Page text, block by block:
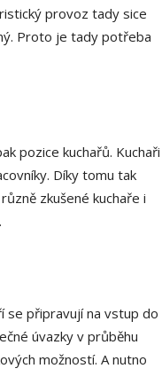
provoz tady sice
Proto je tady potřeba
pozice kuchařů. Kuchaři
Díky tomu tak
zkušené kuchaře i
se připravují na vstup do
úvazky v průběhu
možností. A nutno